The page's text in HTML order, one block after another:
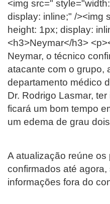
<img src="
display: inline;" /><img
height: 1px; display:
<h3>Neymar</h3>
Neymar, o técnico
atacante com o grupo,
departamento médico
Dr. Rodrigo Lasmar,
ficará um bom tempo
um edema de grau
A atualização reúne os
confirmados até
informações fora do